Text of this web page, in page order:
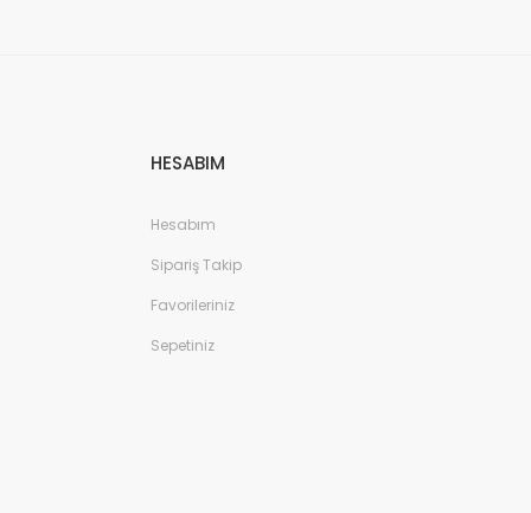
HESABIM
Hesabım
Sipariş Takip
Favorileriniz
Sepetiniz